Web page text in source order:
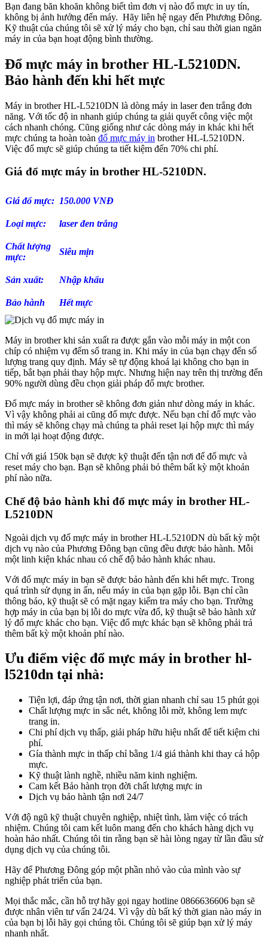
Bạn đang băn khoăn không biết tìm đơn vị nào đổ mực in uy tín,
không bị ảnh hưởng đến máy. Hãy liên hệ ngay đến Phương Đông.
Kỹ thuật của chúng tôi sẽ xử lý máy cho bạn, chỉ sau thời gian ngăn
máy in của bạn hoạt động bình thường.
Đổ mực máy in brother HL-L5210DN.
Bảo hành đến khi hết mực
Máy in brother HL-L5210DN là dòng máy in laser đen trắng đơn
năng. Với tốc độ in nhanh giúp chúng ta giải quyết công việc một
cách nhanh chóng. Cũng giống như các dòng máy in khác khi hết
mực chúng ta hoàn toàn đổ mực máy in brother HL-L5210DN.
Việc đổ mực sẽ giúp chúng ta tiết kiệm đến 70% chi phí.
Giá đổ mực máy in brother HL-5210DN.
Giá đổ mực: 150.000 VNĐ
Loại mực: laser đen trắng
Chất lượng
mực:
Siêu mịn
Sản xuất: Nhập khẩu
Bảo hành Hết mực
Máy in brother khi sản xuất ra được gắn vào mỗi máy in một con
chíp có nhiệm vụ đếm số trang in. Khi máy in của bạn chạy đến số
lượng trang quy định. Máy sẽ tự động khoá lại không cho bạn in
tiếp, bắt bạn phải thay hộp mực. Nhưng hiện nay trên thị trường đến
90% người dùng đều chọn giải pháp đổ mực brother.
Đổ mực máy in brother sẽ không đơn giản như dòng máy in khác.
Vì vậy không phải ai cũng đổ mực được. Nếu bạn chỉ đổ mực vào
thì máy sẽ không chạy mà chúng ta phải reset lại hộp mực thì máy
in mới lại hoạt động được.
Chỉ với giá 150k bạn sẽ được kỹ thuật đến tận nơi để đổ mực và
reset máy cho bạn. Bạn sẽ không phải bỏ thêm bất kỳ một khoản
phí nào nữa.
Chế độ bảo hành khi đổ mực máy in brother HL-
L5210DN
Ngoài dịch vụ đổ mực máy in brother HL-L5210DN dù bất kỳ một
dịch vụ nào của Phương Đông bạn cũng đều được bảo hành. Mỗi
một linh kiện khác nhau có chế độ bảo hành khác nhau.
Với đổ mực máy in bạn sẽ được bảo hành đến khi hết mực. Trong
quá trình sử dụng in ấn, nếu máy in của bạn gặp lỗi. Bạn chỉ cần
thông báo, kỹ thuật sẽ có mặt ngay kiểm tra máy cho bạn. Trường
hợp máy in của bạn bị lỗi do mực vừa đổ, kỹ thuật sẽ bảo hành xử
lý đổ mực khác cho bạn. Việc đổ mực khác bạn sẽ không phải trả
thêm bất kỳ một khoản phí nào.
Ưu điểm việc đổ mực máy in brother hl-
l5210dn tại nhà:
Tiện lợi, đáp ứng tận nơi, thời gian nhanh chỉ sau 15 phút gọi
Chất lượng mực in sắc nét, không lỗi mờ, không lem mực
trang in.
Chi phí dịch vụ thấp, giải pháp hữu hiệu nhất để tiết kiệm chi
phí.
Gía thành mực in thấp chỉ bằng 1/4 giá thành khi thay cả hộp
mực.
Kỹ thuật lành nghề, nhiều năm kinh nghiệm.
Cam kết Bảo hành trọn đời chất lượng mực in
Dịch vụ bảo hành tận nơi 24/7
Với độ ngũ kỹ thuật chuyên nghiệp, nhiệt tình, làm việc có trách
nhiệm. Chúng tôi cam kết luôn mang đến cho khách hàng dịch vụ
hoàn hảo nhất. Chúng tôi tin rằng bạn sẽ hài lòng ngay từ lần đầu sử
dụng dịch vụ của chúng tôi.
Hãy để Phương Đông góp một phần nhỏ vào của mình vào sự
nghiệp phát triển của bạn.
Mọi thắc mắc, cần hỗ trợ hãy gọi ngay hotline 0866636606 bạn sẽ
được nhân viên tư vấn 24/24. Vì vậy dù bất ký thời gian nào máy in
của bạn bị lỗi hãy gọi chúng tôi. Chúng tôi sẽ giúp bạn xử lý máy
nhanh nhất.